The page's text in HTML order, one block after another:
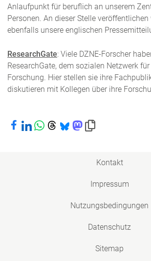
Anlaufpunkt für beruflich an unserem
Personen. An dieser Stelle veröffentlichen
ebenfalls unsere englischen
ResearchGate: Viele DZNE-Forscher
ResearchGate, dem sozialen Netzwerk
Forschung. Hier stellen sie ihre
diskutieren mit Kollegen über ihre
Bei Facebook teilen
Bei LinkedIn teilen
Bei WhatsApp teilen
Bei Threads teilen
Bei Bluesky teilen
Bei Mastodon teilen
Link in die
Kontakt
Impressum
Nutzungsbedingungen
Datenschutz
Sitemap